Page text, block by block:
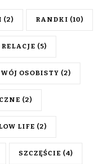
(2) RANDKI (10)
RELACJE (5)
OSOBISTY (2)
(2)
LIFE (2)
SZCZĘŚCIE (4)